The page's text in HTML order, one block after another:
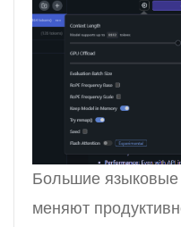
Большие
меняют